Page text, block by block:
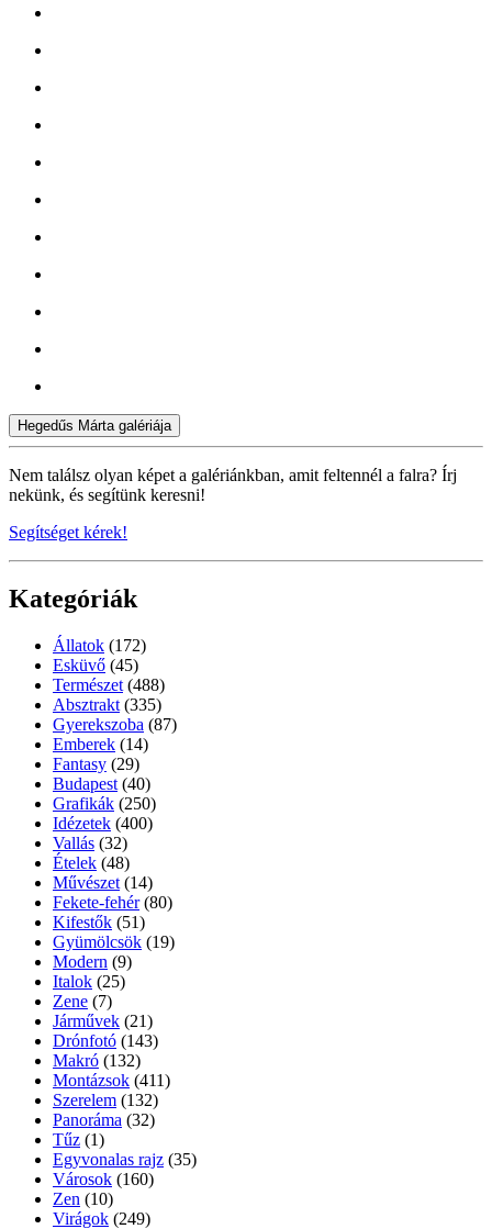
Hegedűs Márta galériája
Nem találsz olyan képet a galériánkban, amit feltennél a falra? Írj
nekünk, és segítünk keresni!
Segítséget kérek!
Kategóriák
Állatok (172)
Esküvő (45)
Természet (488)
Absztrakt (335)
Gyerekszoba (87)
Emberek (14)
Fantasy (29)
Budapest (40)
Grafikák (250)
Idézetek (400)
Vallás (32)
Ételek (48)
Művészet (14)
Fekete-fehér (80)
Kifestők (51)
Gyümölcsök (19)
Modern (9)
Italok (25)
Zene (7)
Járművek (21)
Drónfotó (143)
Makró (132)
Montázsok (411)
Szerelem (132)
Panoráma (32)
Tűz (1)
Egyvonalas rajz (35)
Városok (160)
Zen (10)
Virágok (249)